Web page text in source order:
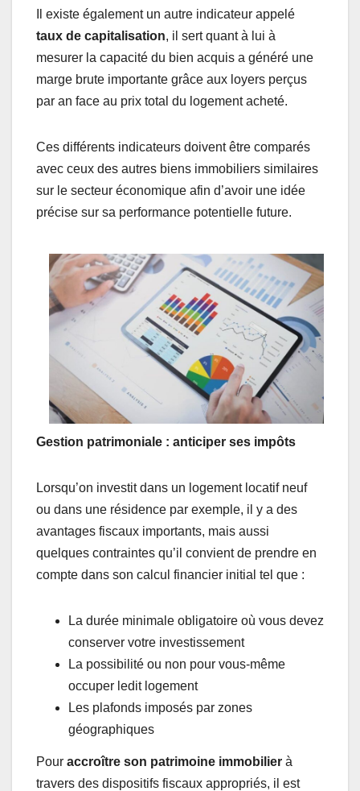
Il existe également un autre indicateur appelé
taux de capitalisation, il sert quant à lui à
mesurer la capacité du bien acquis a généré une
marge brute importante grâce aux loyers perçus
par an face au prix total du logement acheté.
Ces différents indicateurs doivent être comparés
avec ceux des autres biens immobiliers similaires
sur le secteur économique afin d’avoir une idée
précise sur sa performance potentielle future.
Gestion patrimoniale : anticiper ses impôts
Lorsqu’on investit dans un logement locatif neuf
ou dans une résidence par exemple, il y a des
avantages fiscaux importants, mais aussi
quelques contraintes qu’il convient de prendre en
compte dans son calcul financier initial tel que :
La durée minimale obligatoire où vous devez
conserver votre investissement
La possibilité ou non pour vous-même
occuper ledit logement
Les plafonds imposés par zones
géographiques
Pour accroître son patrimoine immobilier à
travers des dispositifs fiscaux appropriés, il est